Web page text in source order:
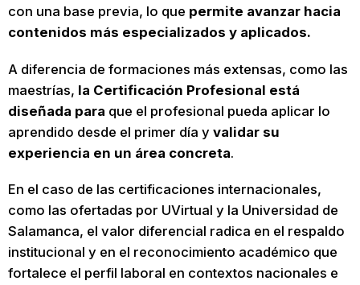
con una base previa, lo que permite avanzar hacia
contenidos más especializados y aplicados.
A diferencia de formaciones más extensas, como las
maestrías, la Certificación Profesional está
diseñada para que el profesional pueda aplicar lo
aprendido desde el primer día y validar su
experiencia en un área concreta.
En el caso de las certificaciones internacionales,
como las ofertadas por UVirtual y la Universidad de
Salamanca, el valor diferencial radica en el respaldo
institucional y en el reconocimiento académico que
fortalece el perfil laboral en contextos nacionales e